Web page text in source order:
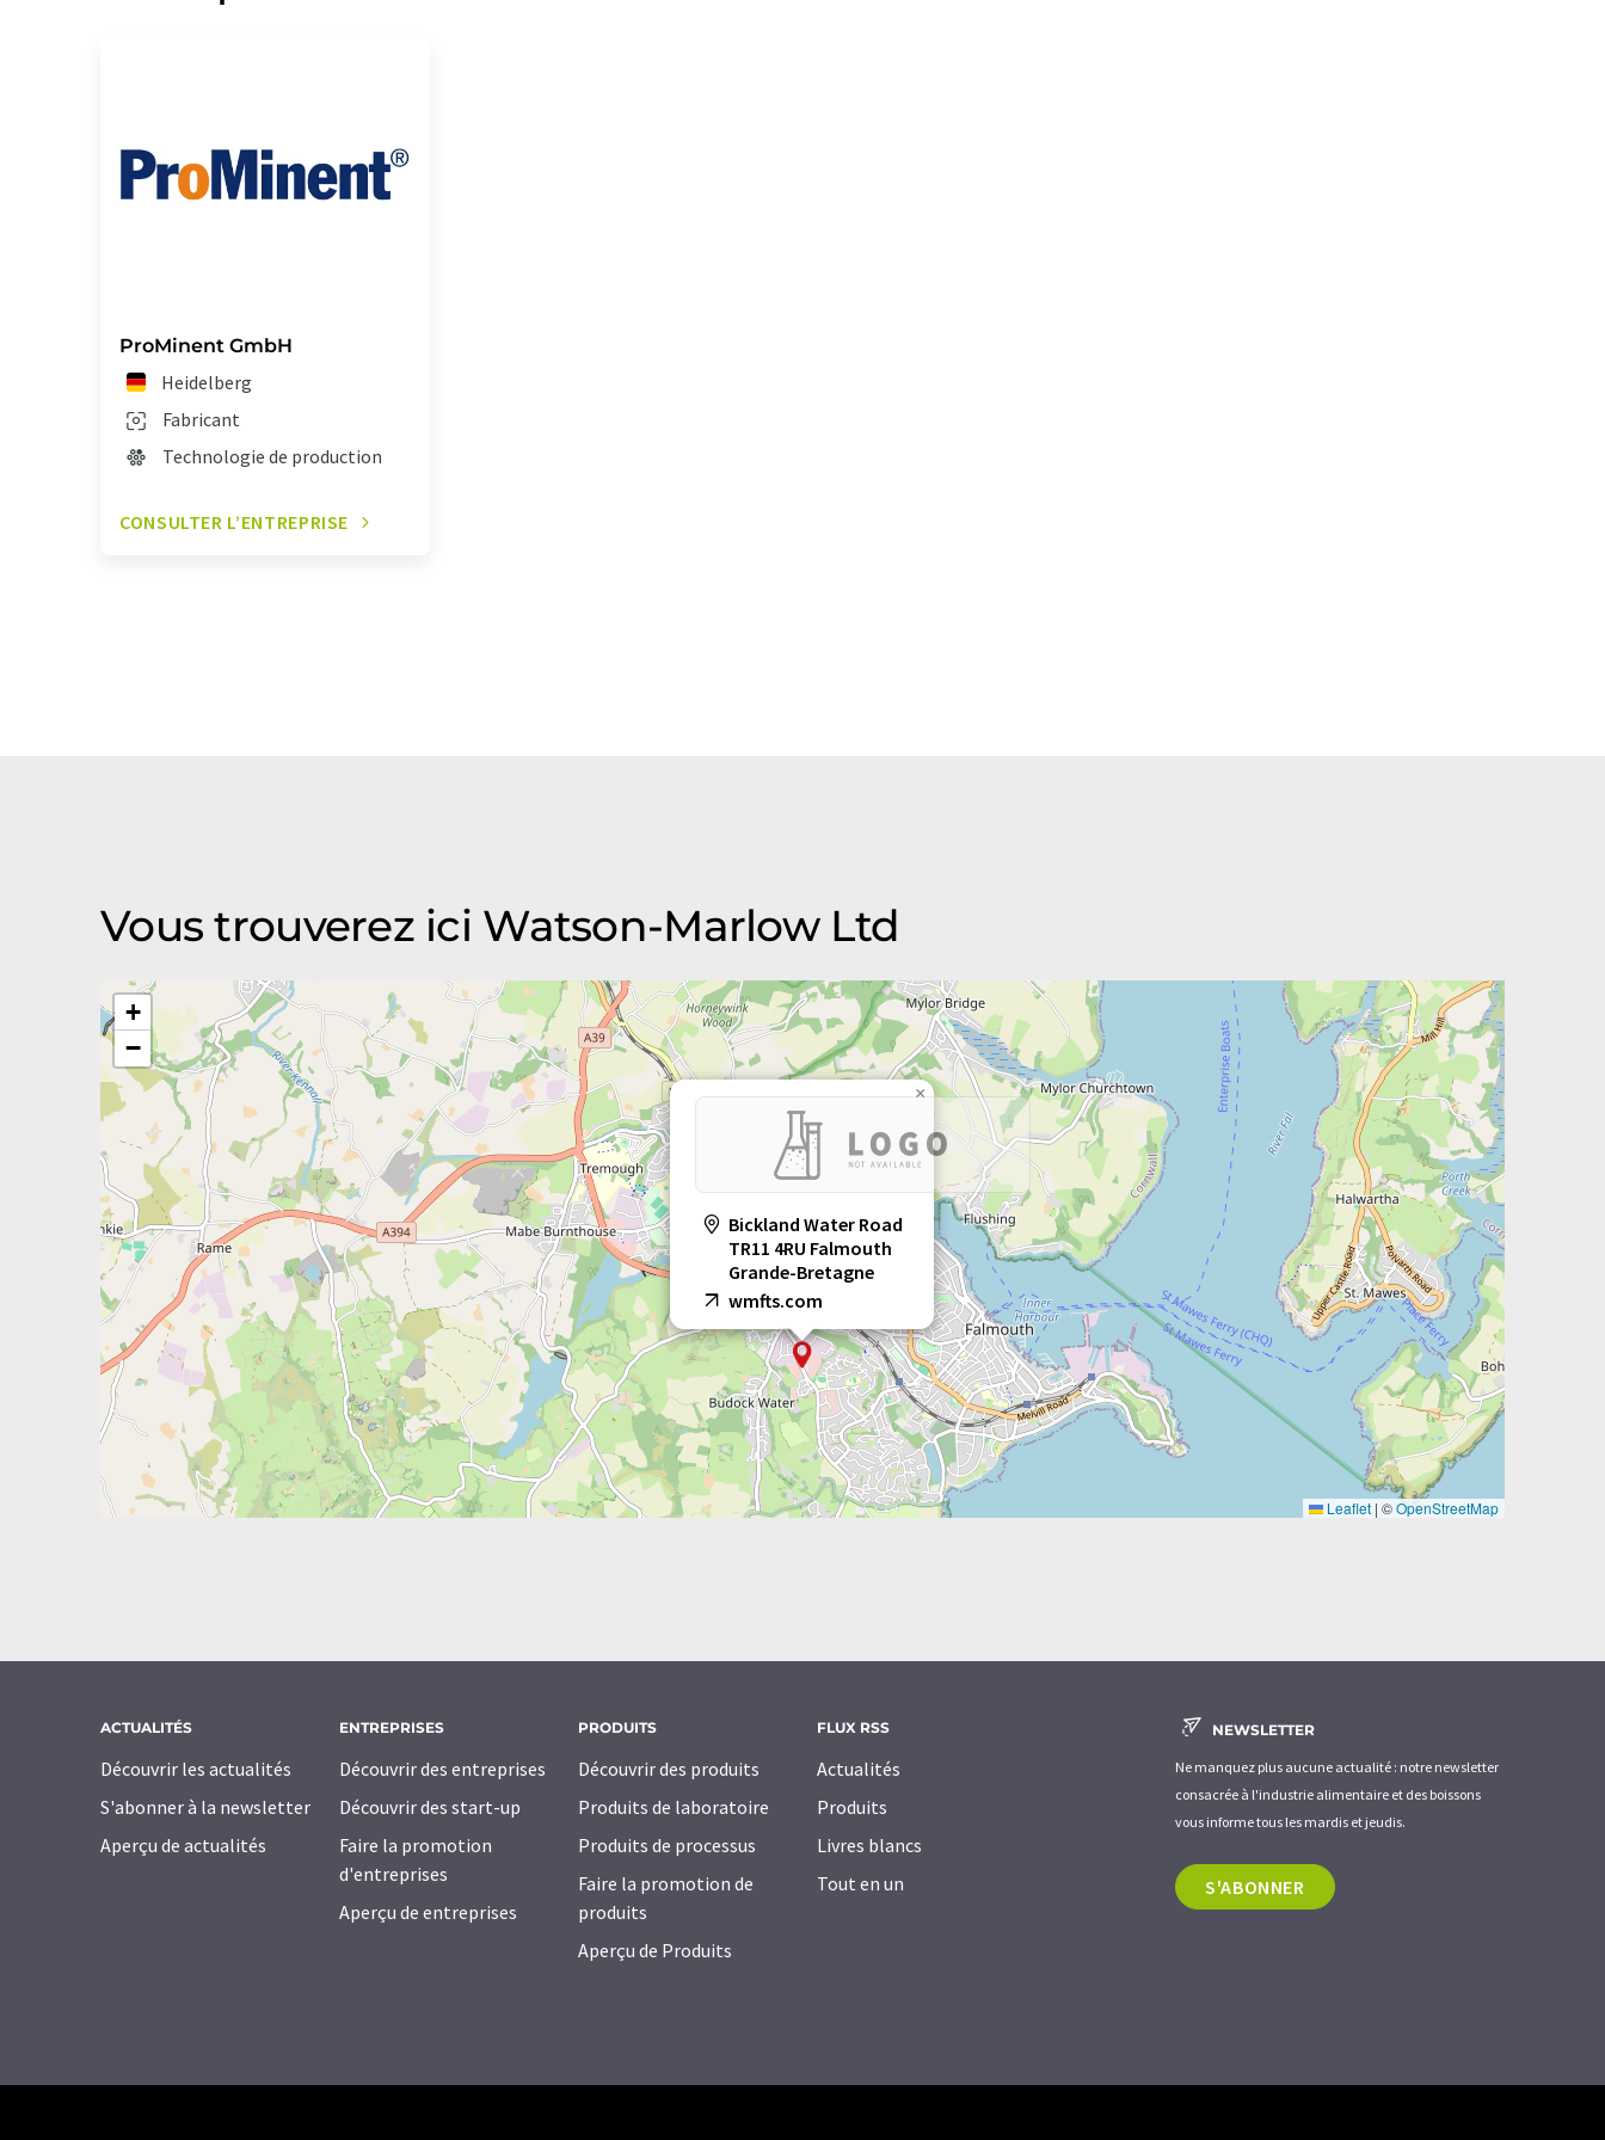
ProMinent GmbH
Heidelberg
Fabricant
Technologie de production
CONSULTER L’ENTREPRISE
Vous trouverez ici Watson-Marlow Ltd
Bickland Water Road
TR11 4RU Falmouth
Grande-Bretagne
wmfts.com
×
+
−
Leaflet | ©OpenStreetMap
ACTUALITÉS
Découvrir les actualités
S'abonner à la newsletter
Aperçu de actualités
ENTREPRISES
Découvrir des entreprises
Découvrir des start-up
Faire la promotion
d'entreprises
Aperçu de entreprises
PRODUITS
Découvrir des produits
Produits de laboratoire
Produits de processus
Faire la promotion de
produits
Aperçu de Produits
FLUX RSS
Actualités
Produits
Livres blancs
Tout en un
NEWSLETTER
Ne manquez plus aucune actualité : notre newsletter
consacrée à l'industrie alimentaire et des boissons
vous informe tous les mardis et jeudis.
S'ABONNER